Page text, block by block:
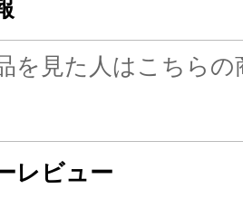
を見た人はこちら
レビュー